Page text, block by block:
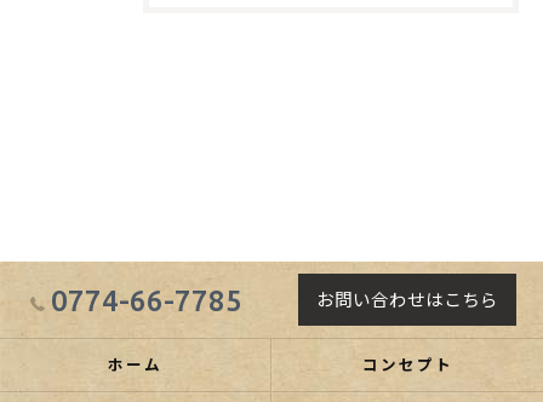
0774-66-7785 お問い合わせはこちら
ホーム コンセプト